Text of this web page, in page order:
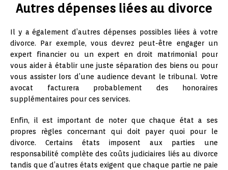
Autres dépenses liées au divorce
Il y a également d’autres dépenses possibles liées à votre
divorce. Par exemple, vous devrez peut-être engager un
expert financier ou un expert en droit matrimonial pour
vous aider à établir une juste séparation des biens ou pour
vous assister lors d’une audience devant le tribunal. Votre
avocat facturera probablement des honoraires
supplémentaires pour ces services.
Enfin, il est important de noter que chaque état a ses
propres règles concernant qui doit payer quoi pour le
divorce. Certains états imposent aux parties une
responsabilité complète des coûts judiciaires liés au divorce
tandis que d’autres états exigent que chaque partie ne paie